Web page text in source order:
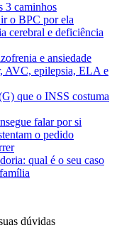
3 caminhos
o BPC por ela
cerebral e deficiência
e ansiedade
AVC, epilepsia, ELA e
que o INSS costuma
falar por si
o pedido
qual é o seu caso
dúvidas